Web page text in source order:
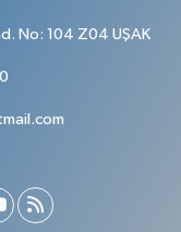
No: 104 Z04 UŞAK